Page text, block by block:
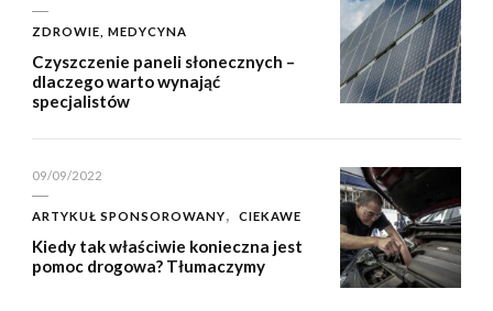
ZDROWIE, MEDYCYNA
Czyszczenie paneli słonecznych –
dlaczego warto wynająć
specjalistów
09/09/2022
ARTYKUŁ SPONSOROWANY CIEKAWE
Kiedy tak właściwie konieczna jest
pomoc drogowa? Tłumaczymy